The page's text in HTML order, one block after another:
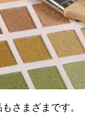
さまざまです。